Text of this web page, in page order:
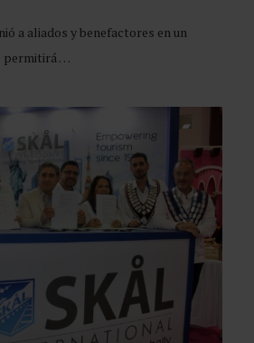
a aliados y benefactores en un
permitirá …